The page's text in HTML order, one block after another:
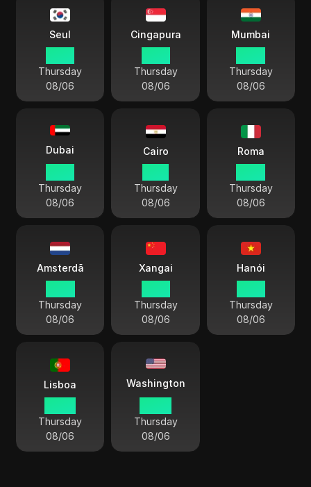
Seul
Thursday
08/06
Cingapura
Thursday
08/06
Mumbai
Thursday
08/06
Dubai
Thursday
08/06
Cairo
Thursday
08/06
Roma
Thursday
08/06
Amsterdã
Thursday
08/06
Xangai
Thursday
08/06
Hanói
Thursday
08/06
Lisboa
Thursday
08/06
Washington
Thursday
08/06